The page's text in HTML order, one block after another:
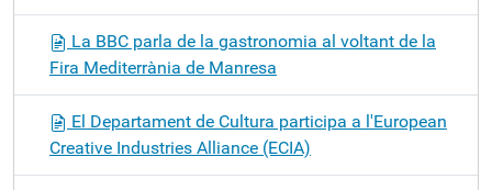
La BBC parla de la gastronomia al voltant de la
Fira Mediterrània de Manresa
El Departament de Cultura participa a l'European
Creative Industries Alliance (ECIA)